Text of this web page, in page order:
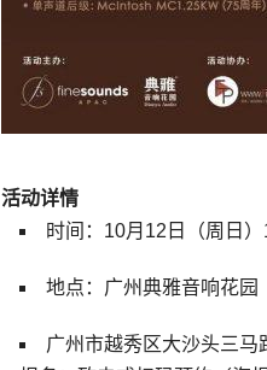
活动详情
时间：10月12日（周日
地点：广州典雅音响花园
广州市越秀区大沙头三